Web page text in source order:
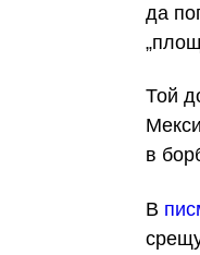
да
Той
в
В